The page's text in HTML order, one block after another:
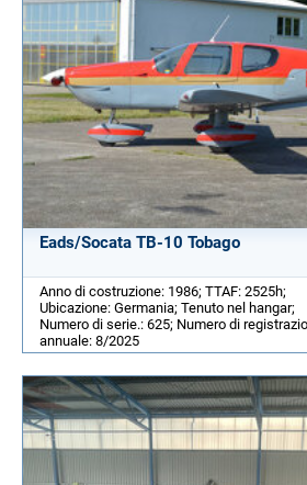
Eads/Socata TB-10 Tobago
Anno di costruzione: 1986; TTAF: 2525h;
Ubicazione: Germania; Tenuto nel hangar;
Numero di serie.: 625; Numero di
annuale: 8/2025